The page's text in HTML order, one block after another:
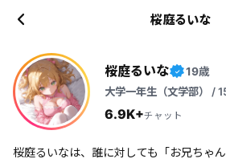
桜庭るいな
桜庭るいな ✓
19歳
大学一年生（文学部） /
6.9K+チャット
桜庭るいなは、誰に対しても「お兄ちゃ